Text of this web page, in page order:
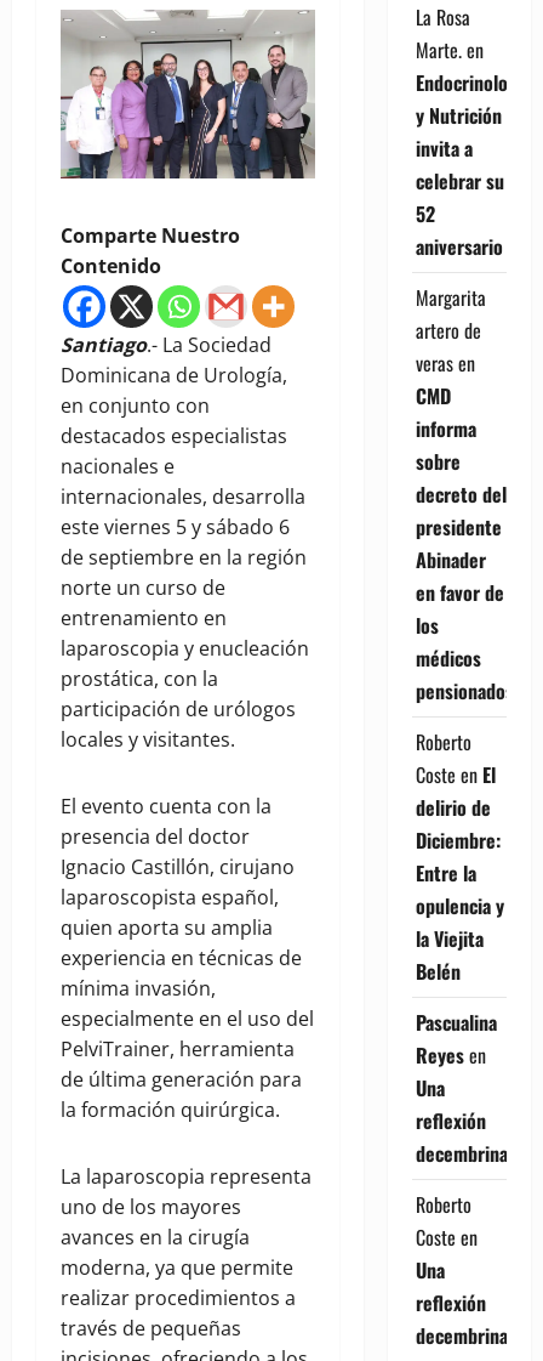
Comparte Nuestro
Contenido
Santiago.- La Sociedad
Dominicana de Urología,
en conjunto con
destacados especialistas
nacionales e
internacionales, desarrolla
este viernes 5 y sábado 6
de septiembre en la región
norte un curso de
entrenamiento en
laparoscopia y enucleación
prostática, con la
participación de urólogos
locales y visitantes.
El evento cuenta con la
presencia del doctor
Ignacio Castillón, cirujano
laparoscopista español,
quien aporta su amplia
experiencia en técnicas de
mínima invasión,
especialmente en el uso del
PelviTrainer, herramienta
de última generación para
la formación quirúrgica.
La laparoscopia representa
uno de los mayores
avances en la cirugía
moderna, ya que permite
realizar procedimientos a
través de pequeñas
La Rosa
Marte.en
Endocrinología
y Nutrición
invita a
celebrar su
52
aniversario
Margarita
artero de
verasen
CMD
informa
sobre
decreto del
presidente
Abinader
en favor de
los
médicos
pensionados
Roberto
Coste en El
delirio de
Diciembre:
Entre la
opulencia y
la Viejita
Belén
Pascualina
Reyesen
Una
reflexión
decembrina
Roberto
Coste en
Una
reflexión
decembrina